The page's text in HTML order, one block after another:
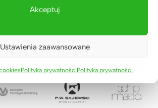
Akceptuj
Ustawienia zaawansowane
Polityka prywatnościPolityka prywatności